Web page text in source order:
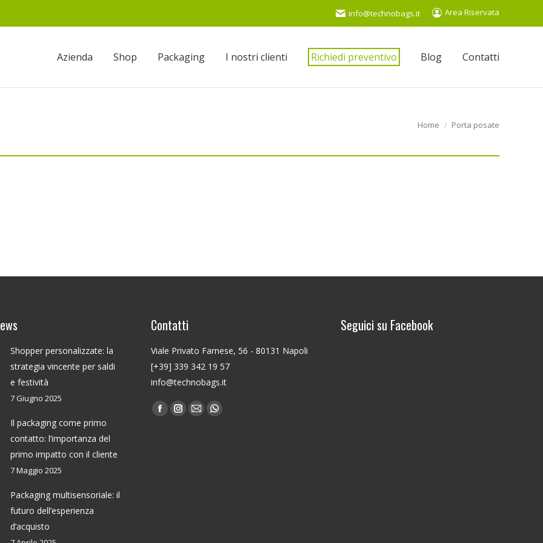
info@technobags.it Area Riservata
Azienda Shop Packaging I nostri clienti Richiedi preventivo Blog Contatti
You are here:
Home Porta posate
Shopper personalizzate: la
strategia vincente per saldi
e festività
7 Giugno 2025
Il packaging come primo
contatto: l’importanza del
primo impatto con il cliente
7 Maggio 2025
Packaging multisensoriale: il
futuro dell’esperienza
d’acquisto
Contatti
Viale Privato Farnese, 56 - 80131 Napoli
[+39] 339 342 19 57
info@technobags.it
Find us on:
FacebookInstagram
MailWhatsapp
Seguici su Facebook